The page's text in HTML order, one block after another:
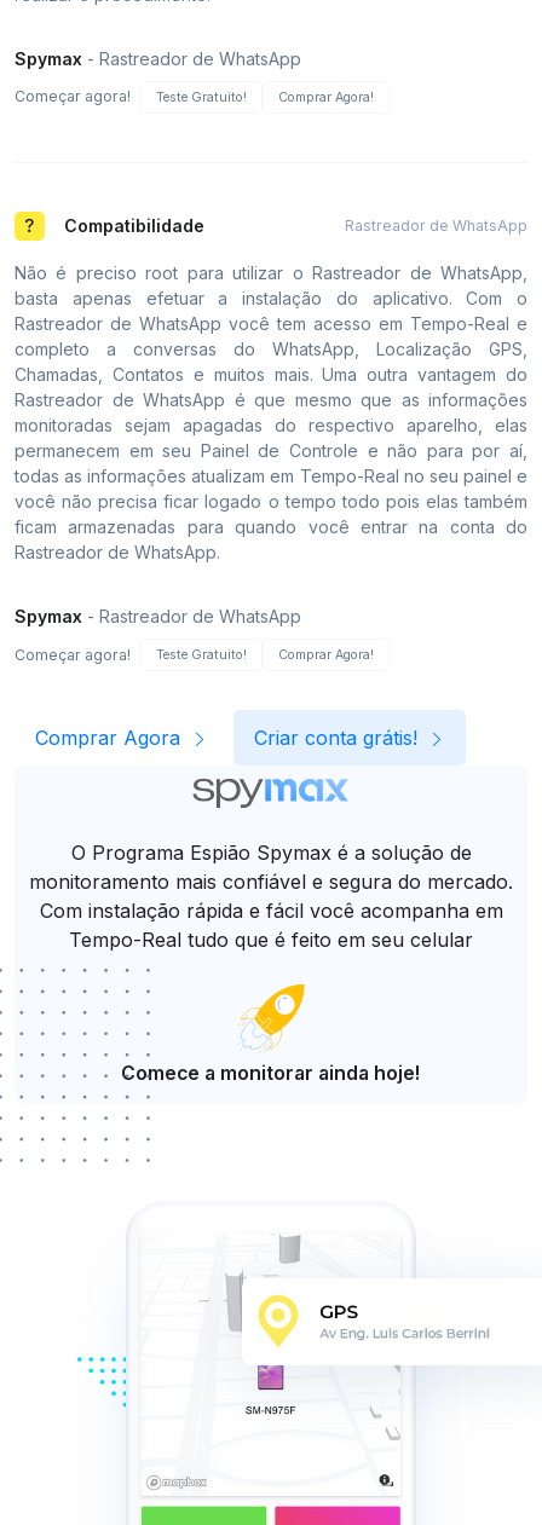
Spymax - Rastreador de WhatsApp
Começar agora! Teste Gratuito! Comprar Agora!
Compatibilidade Rastreador de WhatsApp
Não é preciso root para utilizar o Rastreador de WhatsApp,
basta apenas efetuar a instalação do aplicativo. Com o
Rastreador de WhatsApp você tem acesso em Tempo-Real e
completo a conversas do WhatsApp, Localização GPS,
Chamadas, Contatos e muitos mais. Uma outra vantagem do
Rastreador de WhatsApp é que mesmo que as informações
monitoradas sejam apagadas do respectivo aparelho, elas
permanecem em seu Painel de Controle e não para por aí,
todas as informações atualizam em Tempo-Real no seu painel e
você não precisa ficar logado o tempo todo pois elas também
ficam armazenadas para quando você entrar na conta do
Rastreador de WhatsApp.
Spymax - Rastreador de WhatsApp
Começar agora! Teste Gratuito! Comprar Agora!
Comprar Agora Criar conta grátis!
O Programa Espião Spymax é a solução de
monitoramento mais confiável e segura do mercado.
Com instalação rápida e fácil você acompanha em
Tempo-Real tudo que é feito em seu celular
Comece a monitorar ainda hoje!